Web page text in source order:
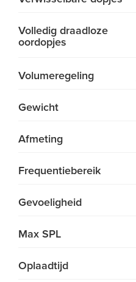
Volledig draadloze
oordopjes
Volumeregeling
Gewicht
Afmeting
Frequentiebereik
Gevoeligheid
Max SPL
Oplaadtijd